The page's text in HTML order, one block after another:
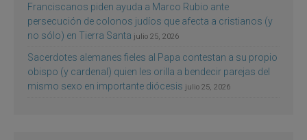
Franciscanos piden ayuda a Marco Rubio ante
persecución de colonos judíos que afecta a cristianos (y
no sólo) en Tierra Santa julio 25, 2026
Sacerdotes alemanes fieles al Papa contestan a su propio
obispo (y cardenal) quien les orilla a bendecir parejas del
mismo sexo en importante diócesis julio 25, 2026